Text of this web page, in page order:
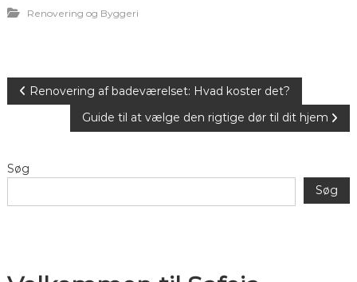
Renovering og Byggeri
d
l
g
Renovering af badeværelset: Hvad koster det?
Guide til at vælge den rigtige dør til dit hjem
Søg
Søg